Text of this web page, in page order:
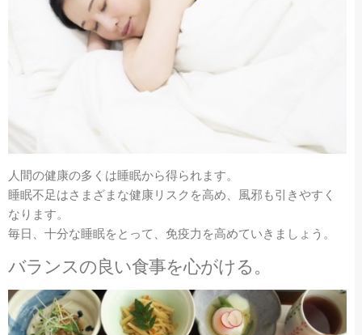
人間の健康の多くは睡眠から得られます。
睡眠不足はさまざまな健康リスクを高め、風邪も引きやすく
なります。
毎日、十分な睡眠をとって、免疫力を高めていきましょう。
バランスの良い食事を心がける。